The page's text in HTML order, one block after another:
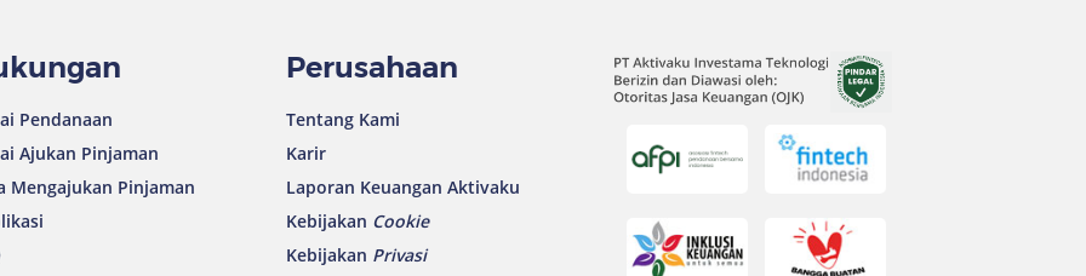
Pendanaan
Ajukan Pinjaman
Mengajukan Pinjaman
Perusahaan
Tentang Kami
Karir
Laporan Keuangan Aktivaku
Kebijakan Cookie
Kebijakan Privasi